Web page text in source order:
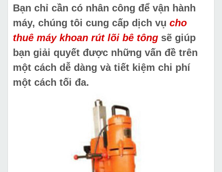
Bạn chỉ cần có nhân công để vận hành
máy, chúng tôi cung cấp dịch vụ cho
thuê máy khoan rút lõi bê tông sẽ giúp
bạn giải quyết được những vấn đề trên
một cách dễ dàng và tiết kiệm chi phí
một cách tối đa.